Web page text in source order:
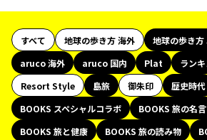
すべて 地球の歩き方 海外
地球の歩き方
aruco 海外
aruco 国内 Plat
ラン
Resort Style
島旅 御朱印 歴史時代
BOOKS スペシャルコラボ
BOOKS 旅の名
BOOKS 旅と健康
BOOKS 旅の読み物